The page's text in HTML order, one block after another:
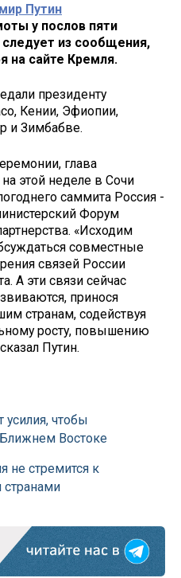
Путин
у послов пяти
следует из сообщения,
на сайте Кремля.
президенту
Кении, Эфиопии,
и Зимбабве.
глава
этой неделе в Сочи
саммита Россия -
Форум
«Исходим
совместные
связей России
А эти связи сейчас
принося
странам, содействуя
росту, повышению
Путин.
усилия, чтобы
Ближнем Востоке
не стремится к
странами